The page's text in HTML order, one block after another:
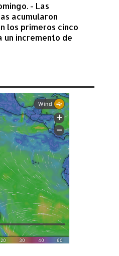
- Las
acumularon
los primeros cinco
un incremento de